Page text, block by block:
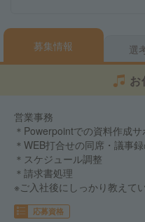
募集情報 選
お
営業事務
＊Powerpointでの資料作成サ
＊WEB打合せの同席・議事
＊スケジュール調整
＊請求書処理
※ご入社後にしっかり教えて
応募資格